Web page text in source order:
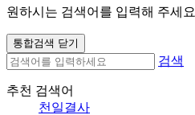
원하시는 검색어를 입력해 주세요
통합검색 닫기
검색
추천 검색어
천일결사